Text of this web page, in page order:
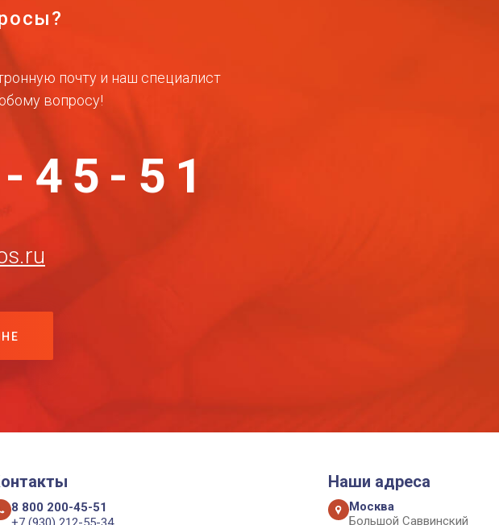
почту и наш специалист
вопросу!
45-51
8 800 200-45-51
Наши адреса
Москва
Большой Саввинский